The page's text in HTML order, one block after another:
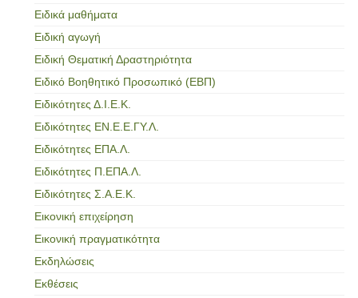
Ειδικά μαθήματα
Ειδική αγωγή
Ειδική Θεματική Δραστηριότητα
Ειδικό Βοηθητικό Προσωπικό (ΕΒΠ)
Ειδικότητες Δ.Ι.Ε.Κ.
Ειδικότητες ΕΝ.Ε.Ε.ΓΥ.Λ.
Ειδικότητες ΕΠΑ.Λ.
Ειδικότητες Π.ΕΠΑ.Λ.
Ειδικότητες Σ.Α.Ε.Κ.
Εικονική επιχείρηση
Εικονική πραγματικότητα
Εκδηλώσεις
Εκθέσεις